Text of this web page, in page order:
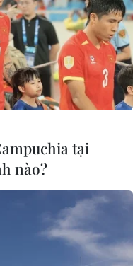
chở ma túy, 5
huy miền Nam của
lượng Bảo vệ bờ
và cứu hộ người sống
tại
nào?